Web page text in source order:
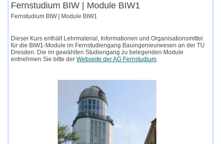
Fernstudium BIW | Module BIW1
Fernstudium BIW | Module BIW1
Dieser Kurs enthält Lehrmaterial, Informationen und Organisationsmittel
für die BIW1-Module im Fernstudiengang Bauingenieurwesen an der TU
Dresden. Die im gewählten Studiengang zu belegenden Module
entnehmen Sie bitte derWebseite der AG Fernstudium.